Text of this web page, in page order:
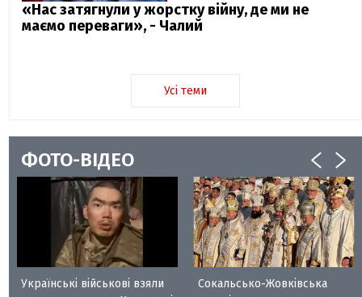
«Нас затягнули у жорстку війну, де ми не
маємо переваги», - Чалий
Усі теми
ФОТО-ВІДЕО
Українські військові взяли
Сокальсько-Жовківська